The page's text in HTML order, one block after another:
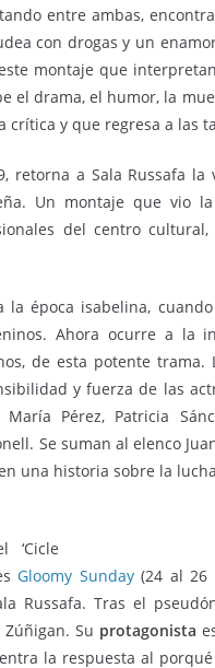
entre ambas,
con drogas y un
montaje que
el drama, el humor, la
y que regresa a las
retorna a Sala Russafa
Un montaje que vio
del centro
la época isabelina,
Ahora ocurre a la
de esta potente trama.
y fuerza de las
María Pérez, Patricia
Se suman al elenco
una historia sobre la
‘Cicle
Gloomy Sunday(24 al 26
Russafa. Tras el
Su protagonista
la respuesta al